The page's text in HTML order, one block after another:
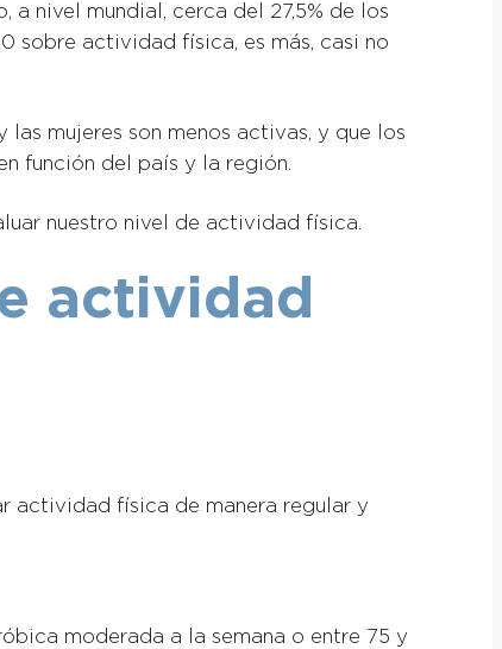
nivel mundial, cerca del 27,5% de los
sobre actividad física, es más, casi no
mujeres son menos activas, y que los
función del país y la región.
nuestro nivel de actividad física.
actividad
actividad física de manera regular y
moderada a la semana o entre 75 y